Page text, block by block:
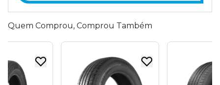
Quem Comprou, Comprou Também